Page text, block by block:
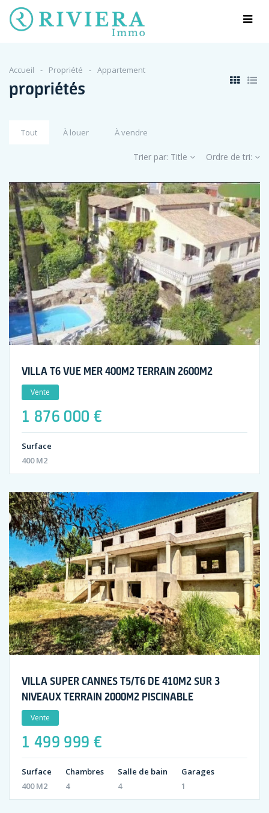
Accueil Propriété Appartement
propriétés
Tout À louer À vendre
Trier par: Title Ordre de tri:
VILLA T6 VUE MER 400M2 TERRAIN 2600M2
Vente
1 876 000 €
Surface
400 M2
VILLA SUPER CANNES T5/T6 DE 410M2 SUR 3
NIVEAUX TERRAIN 2000M2 PISCINABLE
Vente
1 499 999 €
Surface
400 M2
Chambres
4
Salle de bain
4
Garages
1